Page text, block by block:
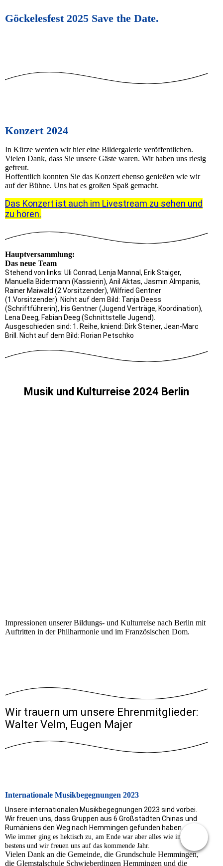
Göckelesfest 2025 Save the Date.
Konzert 2024
In Kürze werden wir hier eine Bildergalerie veröffentlichen.
Vielen Dank, dass Sie unsere Gäste waren. Wir haben uns riesig
gefreut.
Hoffentlich konnten Sie das Konzert ebenso genießen wie wir
auf der Bühne. Uns hat es großen Spaß gemacht.
Das Konzert ist auch im Livestream zu sehen und
zu hören.
Hauptversammlung:
Das neue Team
Stehend von links: Uli Conrad, Lenja Mannal, Erik Staiger,
Manuella Bidermann (Kassierin), Anil Aktas, Jasmin Almpanis,
Rainer Maiwald (2.Vorsitzender), Wilfried Gentner
(1.Vorsitzender). Nicht auf dem Bild: Tanja Deess
(Schriftführerin), Iris Gentner (Jugend Verträge, Koordination),
Lena Deeg, Fabian Deeg (Schnittstelle Jugend).
Ausgeschieden sind: 1. Reihe, kniend: Dirk Steiner, Jean-Marc
Brill. Nicht auf dem Bild: Florian Petschko
Musik und Kulturreise 2024 Berlin
Impressionen unserer Bildungs- und Kulturreise nach Berlin mit
Auftritten in der Philharmonie und im Französischen Dom.
Wir trauern um unsere Ehrenmitglieder:
Walter Velm, Eugen Majer
Internationale Musikbegegnungen 2023
Unsere internationalen Musikbegegnungen 2023 sind vorbei.
Wir freuen uns, dass Gruppen aus 6 Großstädten Chinas und
Rumäniens den Weg nach Hemmingen gefunden haben.
Wie immer ging es hektisch zu, am Ende war aber alles wie immer
bestens und wir freuen uns auf das kommende Jahr.
Vielen Dank an die Gemeinde, die Grundschule Hemmingen,
die Glemstalschule Schwieberdingen Hemmingen und die